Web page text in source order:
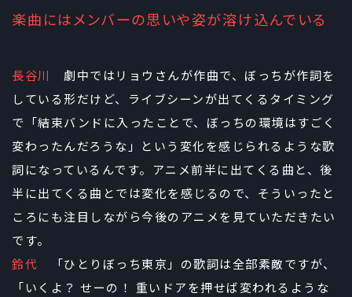
楽曲にはメンバーの思いや姿が溶け込んでいる
長谷川
劇中ではリョウさんが作曲で、ぼっちが作詞を
している形だけど、ライブシーンが出てくるタイミング
で「結束バンドに入ったことで、ぼっちの環境はすごく
変わったんだろうな」という変化を感じられるような歌
詞になっているんです。アニメ前半に出てくる曲と、後
半に出てくる曲とでは変化を感じるので、そういったと
ころにも注目しながら今後のアニメを見ていただきたい
です。
鈴代 「ひとりぼっち東京」の歌詞は全部素敵ですが、
「いくよ？ せーの！ 重いドアを押せば変われるような